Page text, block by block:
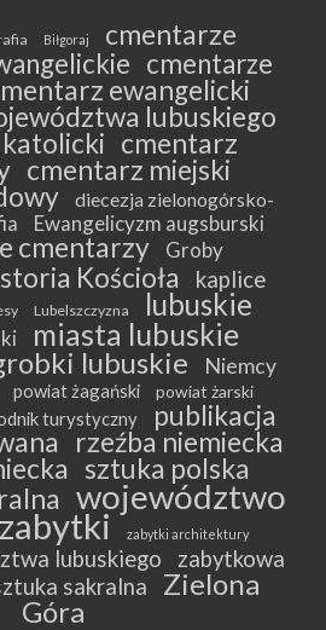
Biłgoraj
cmentarze
cmentarze
ewangelicki
lubuskiego
cmentarz
cmentarz miejski
diecezja zielonogórsko-
Ewangelicyzm augsburski
cmentarzy Groby
Kościoła kaplice
Lubelszczyzna lubuskie
miasta lubuskie
lubuskie Niemcy
powiat żagański powiat żarski
turystyczny
publikacja
rzeźba niemiecka
sztuka polska
województwo
zabytki zabytki architektury
lubuskiego
zabytkowa
sakralna
Zielona
Góra